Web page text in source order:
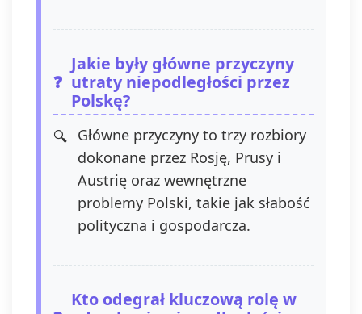
Jakie były główne przyczyny
utraty niepodległości przez
Polskę?
Główne przyczyny to trzy rozbiory
dokonane przez Rosję, Prusy i
Austrię oraz wewnętrzne
problemy Polski, takie jak słabość
polityczna i gospodarcza.
Kto odegrał kluczową rolę w